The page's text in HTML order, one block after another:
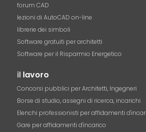
forum CAD
lezioni di AutoCAD on-line
librerie dei simboli
Software gratuiti per architetti
Software per il Risparmio Energetico
il lavoro
Concorsi pubblici per Architetti, Ingegneri
Borse di studio, assegni di ricerca, incarichi
Elenchi professionisti per affidamenti
Gare per affidamenti d'incarico